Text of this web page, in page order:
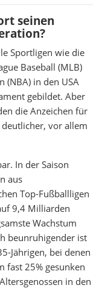
seinen
Sportligen wie die
Baseball (MLB)
(NBA) in den USA
gebildet. Aber
die Anzeichen für
vor allem
In der Saison
aus
Top-Fußballligen
9,4 Milliarden
Wachstum
beunruhigender ist
Jährigen, bei denen
fast 25% gesunken
in den